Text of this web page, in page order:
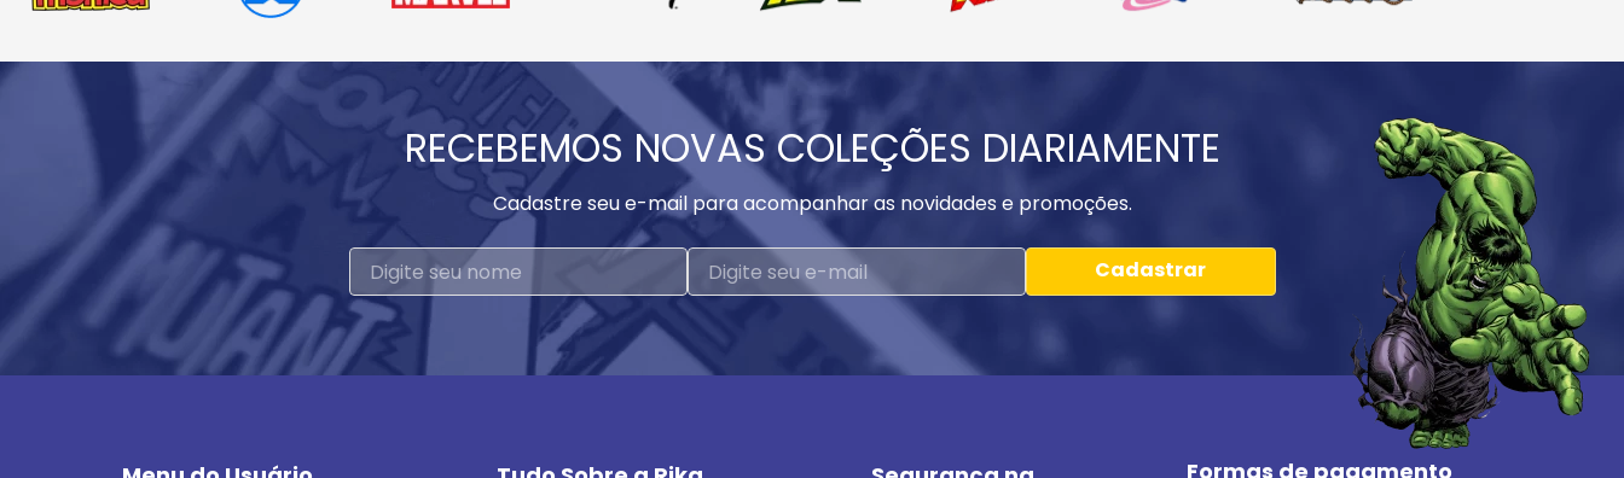
RECEBEMOS NOVAS COLEÇÕES DIARIAMENTE
Cadastre seu e-mail para acompanhar as novidades e promoções.
Cadastrar
Formas de pagamento